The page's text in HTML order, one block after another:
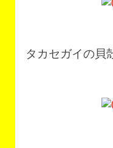
タカセガイの貝